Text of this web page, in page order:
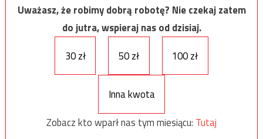
Uważasz, że robimy dobrą robotę? Nie czekaj zatem
do jutra, wspieraj nas od dzisiaj.
30 zł
50 zł 100 zł
Inna kwota
Zobacz kto wparł nas tym miesiącu: Tutaj